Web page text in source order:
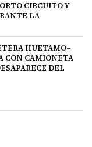
CIRCUITO Y
LA
HUETAMO–
CON CAMIONETA
DEL